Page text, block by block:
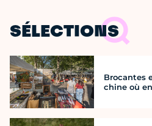
SÉLECTIONS
Brocantes
chine où